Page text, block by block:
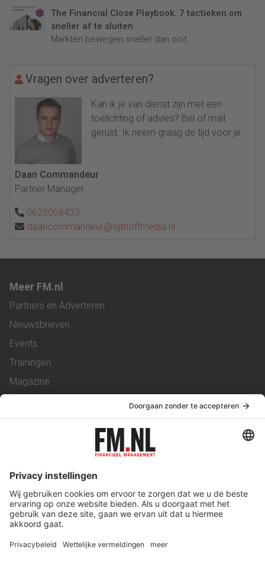
The Financial Close Playbook: 7 tactieken om
sneller af te sluiten
Markten bewegen sneller dan ooit....
Vragen over adverteren?
Kan ik je van dienst zijn met een
toelichting of advies? Bel of mail
gerust. Ik neem graag de tijd voor je.
Daan Commandeur
Partner Manager
0628068433
daancommandeur@sijthoffmedia.nl
Meer FM.nl
Partners en Adverteren
Nieuwsbrieven
Events
Trainingen
Magazine
Service & Contact
Werken bij ons
Privacy Statement
Algemene Voorwaarden